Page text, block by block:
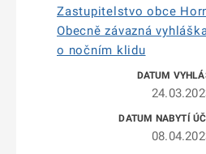
Zastupitelstvo obce
Obecně závazná
o nočním klidu